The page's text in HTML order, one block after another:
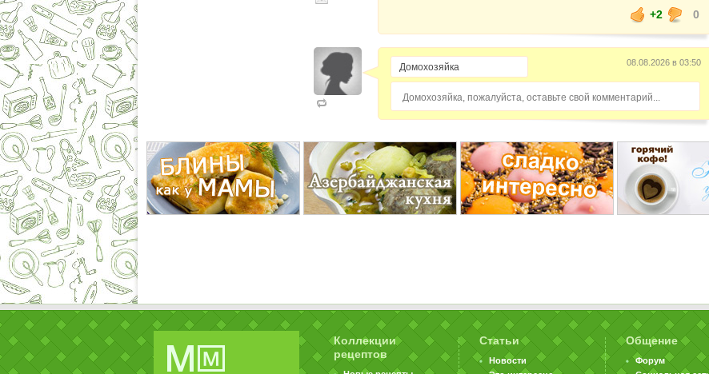
+2
0
08.08.2026 в 03:50
Домохозяйка, пожалуйста, оставьте свой комментарий...
Коллекции
рецептов
Статьи
Новости
Общение
Форум